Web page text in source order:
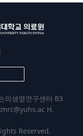
의생명연구센터 B3
H.
Reserved.